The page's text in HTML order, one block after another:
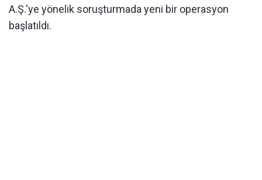
A.Ş.'ye yönelik soruşturmada yeni bir operasyon
başlatıldı.